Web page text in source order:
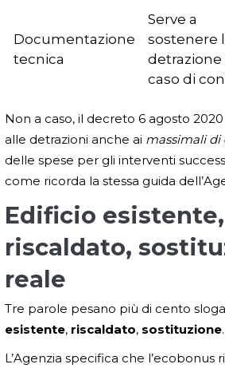
Documentazione
tecnica
Serve a
sostenere
detrazione
caso di
Non a caso, il decreto 6 agosto 2020
alle detrazioni anche ai massimali di
delle spese per gli interventi
come ricorda la stessa guida
Edificio
riscaldato,
reale
Tre parole pesano più di cento
esistente, riscaldato, sostituzione.
L’Agenzia specifica che l’ecobonus